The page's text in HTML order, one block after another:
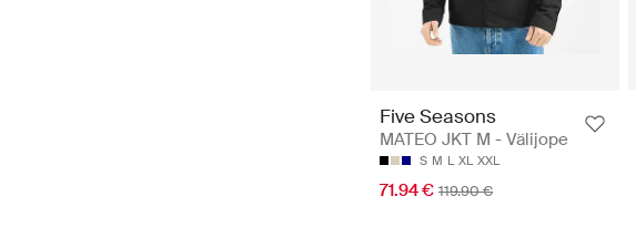
Five Seasons
MATEO JKT M - Välijope
S M L XL XXL
71.94 € 119.90 €